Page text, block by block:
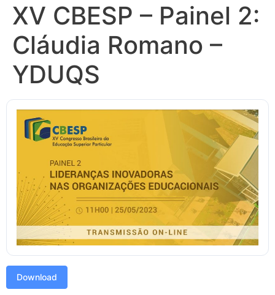
XV CBESP – Painel 2:
Cláudia Romano –
YDUQS
Download